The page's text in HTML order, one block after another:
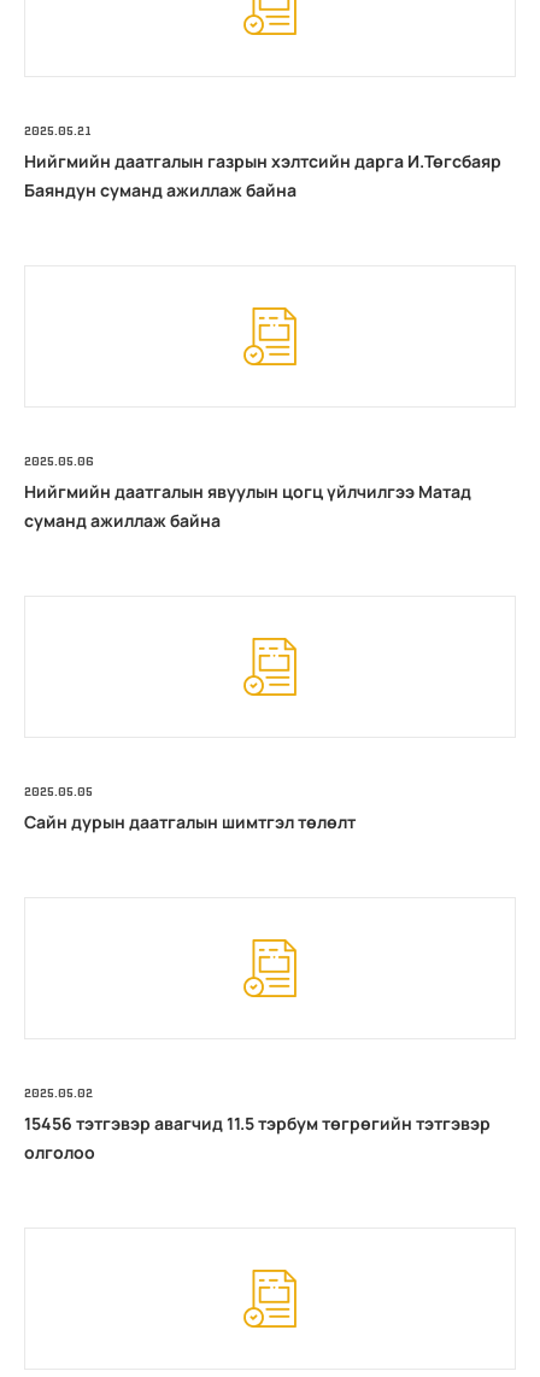
2025.05.21
Нийгмийн даатгалын газрын хэлтсийн дарга И.Төгсбаяр
Баяндун суманд ажиллаж байна
2025.05.06
Нийгмийн даатгалын явуулын цогц үйлчилгээ Матад
суманд ажиллаж байна
2025.05.05
Сайн дурын даатгалын шимтгэл төлөлт
2025.05.02
15456 тэтгэвэр авагчид 11.5 тэрбум төгрөгийн тэтгэвэр
олголоо